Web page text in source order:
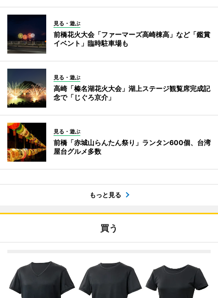
見る・遊ぶ
前橋花火大会「ファーマーズ高崎棟高」など「鑑賞
イベント」臨時駐車場も
見る・遊ぶ
高崎「榛名湖花火大会」湖上ステージ観覧席完成記
念で「じぐろ京介」
見る・遊ぶ
前橋「赤城山らんたん祭り」ランタン600個、台湾
屋台グルメ多数
もっと見る
買う